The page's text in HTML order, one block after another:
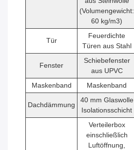
(Volumengewicht:
60 kg/m3)
Tür
Feuerdichte
Türen aus Stahl
Fenster
Schiebefenster
aus UPVC
Maskenband Maskenband
Dachdämmung
40 mm Glaswolle
Isolationsschicht
Verteilerbox
einschließlich
Luftöffnung,